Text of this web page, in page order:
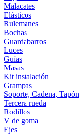
Malacates
Elásticos
Rulemanes
Bochas
Guardabarros
Luces
Guías
Masas
Kit instalación
Grampas
Soporte, Cadena, Tapón
Tercera rueda
Rodillos
V de goma
Ejes